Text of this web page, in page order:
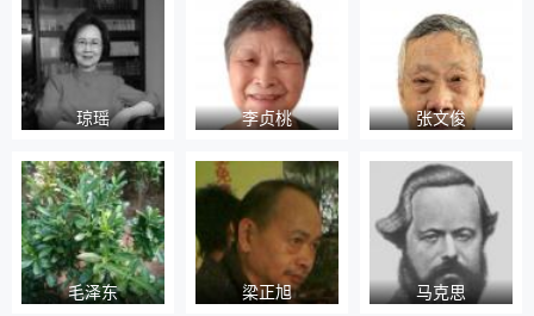
琼瑶 李贞桃 张文俊
毛泽东 梁正旭 马克思